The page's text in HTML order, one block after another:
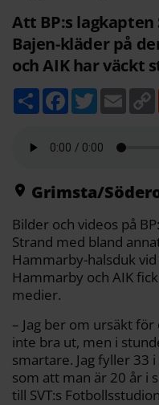
Att BP:s lagkapten
Bajen-kläder på
och AIK har väckt
D
e
F
c
b
T
w
t
E
m
a
Grimsta/
Bilder och videos på
Strand med bland
Hammarby-halsduk
Hammarby och AIK
medier.
– Jag ber om ursäkt
inte bra ut, men i
smartare. Jag fyller 33
som att man är 20 år i
till SVT:s